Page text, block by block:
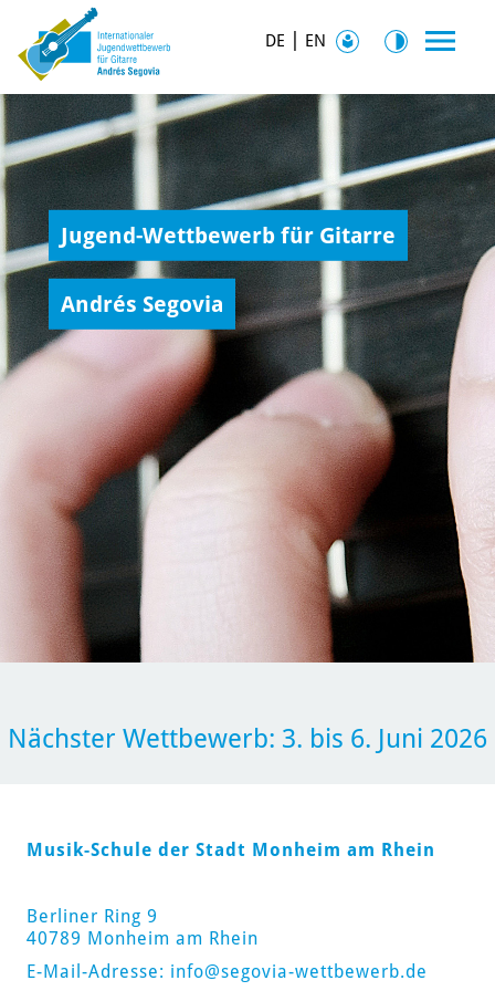
DE EN
Jugend-Wettbewerb für Gitarre
Andrés Segovia
Nächster Wettbewerb: 3. bis 6. Juni 2026
Musik-Schule der Stadt Monheim am Rhein
Berliner Ring 9
40789 Monheim am Rhein
E-Mail-Adresse: info@segovia-wettbewerb.de